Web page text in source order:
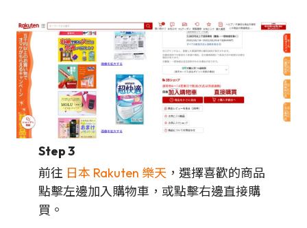
Step 3
前往 日本 Rakuten 樂天 ，選擇喜歡的商品
點擊左邊加入購物車，或點擊右邊直接購
買。